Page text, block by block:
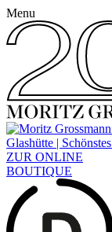
Menu
ZUR ONLINE
BOUTIQUE